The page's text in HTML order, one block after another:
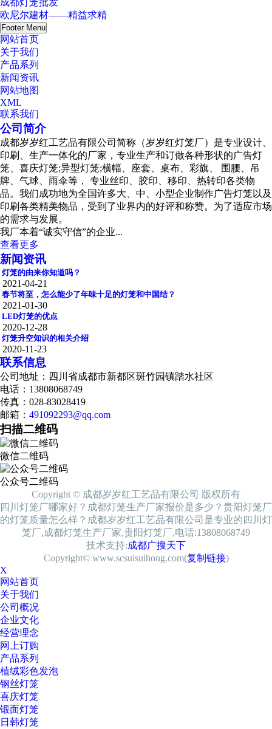
成都灯笼批发
欧尼尔建材——精益求精
Footer Menu
网站首页
关于我们
产品系列
新闻资讯
网站地图
XML
联系我们
公司简介
成都岁岁红工艺品有限公司简称（岁岁红灯笼厂）是专业设计、
印刷、生产一体化的厂家，专业生产和订做各种形状的广告灯
笼、喜庆灯笼;异型灯笼;横幅、座套、桌布、彩旗、 围腰、吊
牌、气球、雨伞等， 专业丝印、胶印、移印、热转印各类物
品。我们成功地为全国许多大、中、小型企业制作广告灯笼以及
印刷各类精美物品，受到了业界内的好评和称赞。为了适应市场
的需求与发展。
我厂本着“诚实守信”的企业...
查看更多
新闻资讯
灯笼的由来你知道吗？
2021-04-21
春节将至，怎么能少了年味十足的灯笼和中国结？
2021-01-30
LED灯笼的优点
2020-12-28
灯笼升空知识的相关介绍
2020-11-23
联系信息
公司地址：四川省成都市新都区斑竹园镇踏水社区
电话：13808068749
传真：028-83028419
邮箱： 491092293@qq.com
扫描二维码
微信二维码
公众号二维码
Copyright © 成都岁岁红工艺品有限公司 版权所有
四川灯笼厂哪家好？成都灯笼生产厂家报价是多少？贵阳灯笼厂
的灯笼质量怎么样？成都岁岁红工艺品有限公司是专业的四川灯
笼厂,成都灯笼生产厂家,贵阳灯笼厂,电话:13808068749
技术支持:成都广搜天下
Copyright© www.scsuisuihong.com(复制链接)
X
网站首页
关于我们
公司概况
企业文化
经营理念
网上订购
产品系列
植绒彩色发泡
钢丝灯笼
喜庆灯笼
锻面灯笼
日韩灯笼